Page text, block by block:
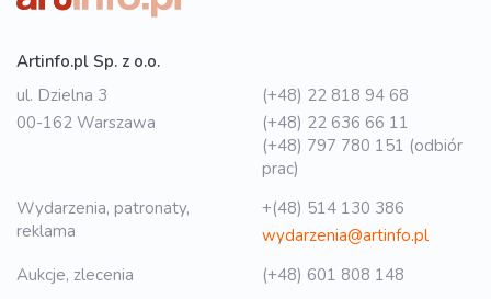
Artinfo.pl Sp. z o.o.
ul. Dzielna 3
00-162 Warszawa
(+48) 22 818 94 68
(+48) 22 636 66 11
(+48) 797 780 151 (odbiór
prac)
Wydarzenia, patronaty,
reklama
+(48) 514 130 386
wydarzenia@artinfo.pl
Aukcje, zlecenia
(+48) 601 808 148